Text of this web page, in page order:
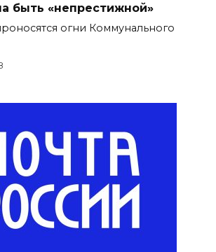
быть «непрестижной»
огни Коммунального